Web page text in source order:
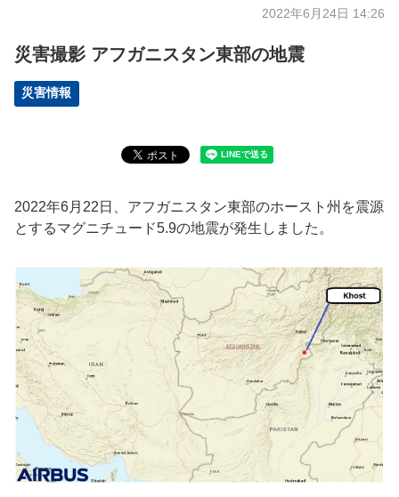
2022年6月24日 14:26
災害撮影 アフガニスタン東部の地震
災害情報
2022年6月22日、アフガニスタン東部のホースト州を震源
とするマグニチュード5.9の地震が発生しました。